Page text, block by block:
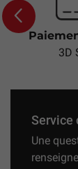
Previous3D
Service
Une